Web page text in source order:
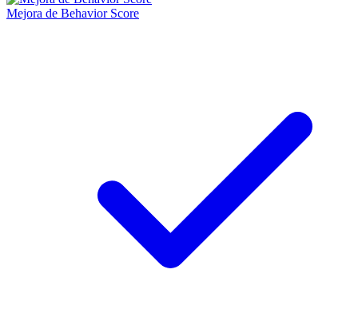
Mejora de Behavior Score